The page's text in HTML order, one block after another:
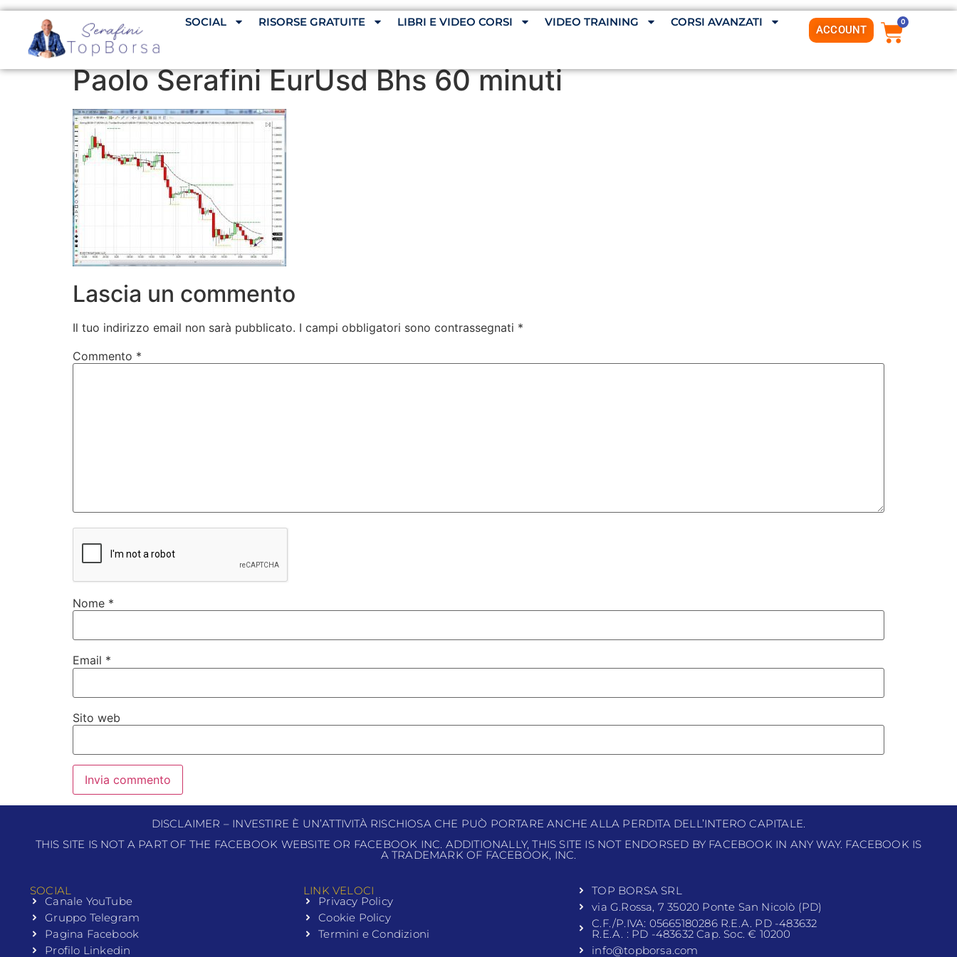
SOCIAL RISORSE GRATUITE LIBRI E VIDEO CORSI VIDEO TRAINING CORSI AVANZATI
ACCOUNT
0
Paolo Serafini EurUsd Bhs 60 minuti
Lascia un commento
Il tuo indirizzo email non sarà pubblicato. I campi obbligatori sono contrassegnati *
Commento *
Nome *
Email *
Sito web
DISCLAIMER – INVESTIRE È UN’ATTIVITÀ RISCHIOSA CHE PUÒ PORTARE ANCHE ALLA PERDITA DELL’INTERO CAPITALE.
THIS SITE IS NOT A PART OF THE FACEBOOK WEBSITE OR FACEBOOK INC. ADDITIONALLY, THIS SITE IS NOT ENDORSED BY FACEBOOK IN ANY WAY. FACEBOOK IS
A TRADEMARK OF FACEBOOK, INC.
SOCIAL
Canale YouTube
Gruppo Telegram
Pagina Facebook
Profilo Linkedin
LINK VELOCI
Privacy Policy
Cookie Policy
Termini e Condizioni
TOP BORSA SRL
via G.Rossa, 7 35020 Ponte San Nicolò (PD)
C.F./P.IVA: 05665180286 R.E.A. PD -483632
R.E.A. : PD -483632 Cap. Soc. € 10200
info@topborsa.com